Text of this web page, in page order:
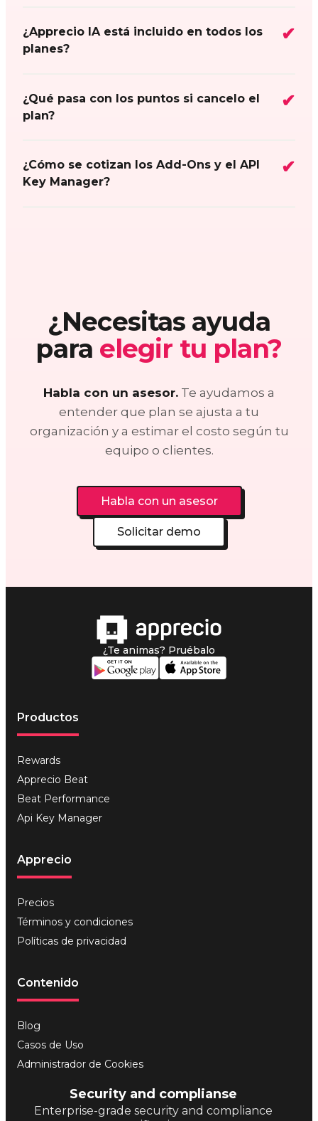
¿Apprecio IA está incluido en todos los
planes?
¿Qué pasa con los puntos si cancelo el
plan?
¿Cómo se cotizan los Add-Ons y el API
Key Manager?
¿Necesitas ayuda
para elegir tu plan?
Habla con un asesor. Te ayudamos a
entender que plan se ajusta a tu
organización y a estimar el costo según tu
equipo o clientes.
Habla con un asesor
Solicitar demo
¿Te animas? Pruébalo
Productos
Rewards
Apprecio Beat
Beat Performance
Api Key Manager
Apprecio
Precios
Términos y condiciones
Políticas de privacidad
Contenido
Blog
Casos de Uso
Administrador de Cookies
Security and complianse
Enterprise-grade security and compliance